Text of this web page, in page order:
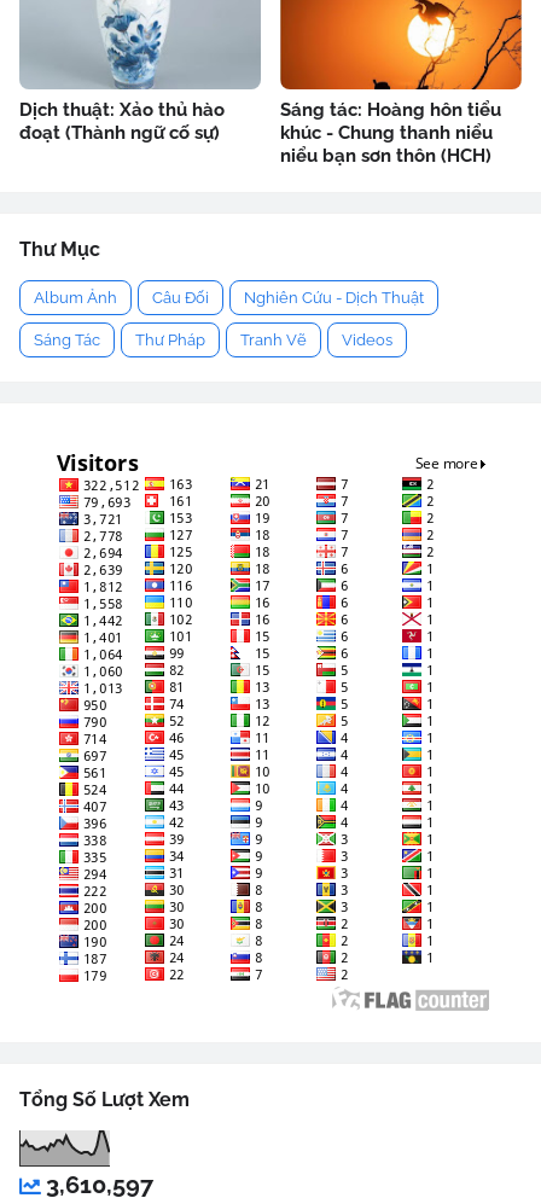
Dịch thuật: Xảo thủ hào
đoạt (Thành ngữ cố sự)
Sáng tác: Hoàng hôn tiểu
khúc - Chung thanh niểu
niểu bạn sơn thôn (HCH)
Thư Mục
Album Ảnh Câu Đối Nghiên Cứu - Dịch Thuật
Sáng Tác Thư Pháp Tranh Vẽ Videos
Tổng Số Lượt Xem
3,610,597